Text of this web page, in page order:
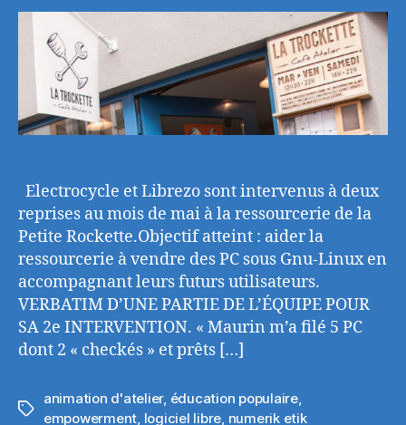
Electrocycle et Librezo sont intervenus à deux
reprises au mois de mai à la ressourcerie de la
Petite Rockette.Objectif atteint : aider la
ressourcerie à vendre des PC sous Gnu-Linux en
accompagnant leurs futurs utilisateurs.
VERBATIM D’UNE PARTIE DE L’ÉQUIPE POUR
SA 2e INTERVENTION. « Maurin m’a filé 5 PC
dont 2 « checkés » et prêts […]
Étiquettes
animation d'atelier, éducation populaire,
empowerment, logiciel libre, numerik etik